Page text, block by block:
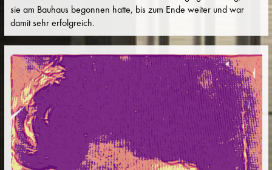
sie am Bauhaus begonnen hatte, bis zum Ende weiter und war
damit sehr erfolgreich.